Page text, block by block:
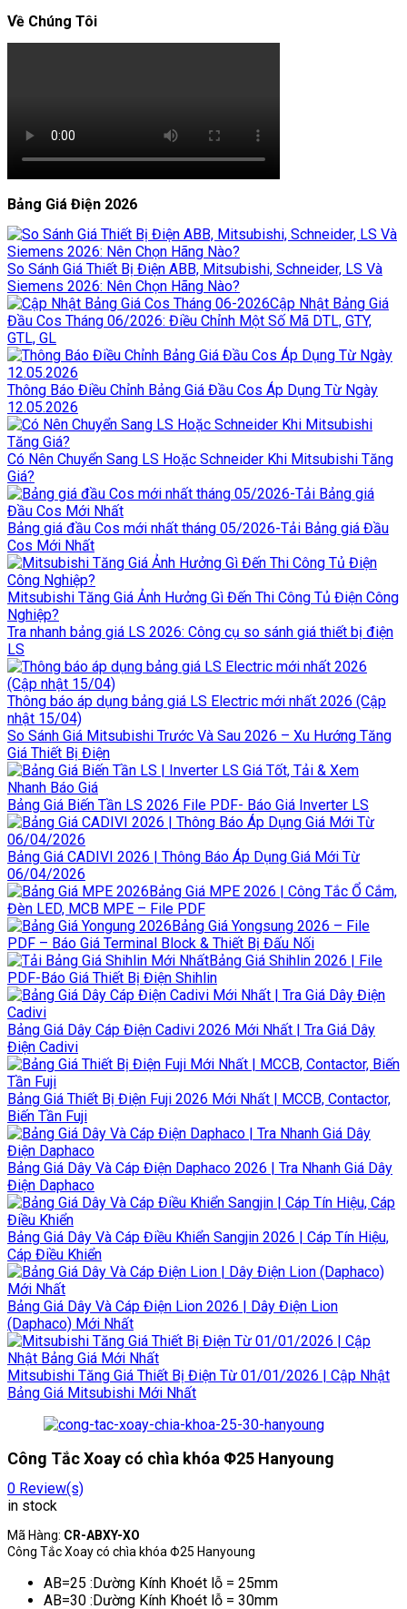
Về Chúng Tôi
Bảng Giá Điện 2026
So Sánh Giá Thiết Bị Điện ABB, Mitsubishi, Schneider, LS Và
Siemens 2026: Nên Chọn Hãng Nào?
Cập Nhật Bảng Giá
Đầu Cos Tháng 06/2026: Điều Chỉnh Một Số Mã DTL, GTY,
GTL, GL
Thông Báo Điều Chỉnh Bảng Giá Đầu Cos Áp Dụng Từ Ngày
12.05.2026
Có Nên Chuyển Sang LS Hoặc Schneider Khi Mitsubishi Tăng
Giá?
Bảng giá đầu Cos mới nhất tháng 05/2026-Tải Bảng giá Đầu
Cos Mới Nhất
Mitsubishi Tăng Giá Ảnh Hưởng Gì Đến Thi Công Tủ Điện Công
Nghiệp?
Tra nhanh bảng giá LS 2026: Công cụ so sánh giá thiết bị điện
LS
Thông báo áp dụng bảng giá LS Electric mới nhất 2026 (Cập
nhật 15/04)
So Sánh Giá Mitsubishi Trước Và Sau 2026 – Xu Hướng Tăng
Giá Thiết Bị Điện
Bảng Giá Biến Tần LS 2026 File PDF- Báo Giá Inverter LS
Bảng Giá CADIVI 2026 | Thông Báo Áp Dụng Giá Mới Từ
06/04/2026
Bảng Giá MPE 2026 | Công Tắc Ổ Cắm,
Đèn LED, MCB MPE – File PDF
Bảng Giá Yongsung 2026 – File
PDF – Báo Giá Terminal Block & Thiết Bị Đấu Nối
Bảng Giá Shihlin 2026 | File
PDF-Báo Giá Thiết Bị Điện Shihlin
Bảng Giá Dây Cáp Điện Cadivi 2026 Mới Nhất | Tra Giá Dây
Điện Cadivi
Bảng Giá Thiết Bị Điện Fuji 2026 Mới Nhất | MCCB, Contactor,
Biến Tần Fuji
Bảng Giá Dây Và Cáp Điện Daphaco 2026 | Tra Nhanh Giá Dây
Điện Daphaco
Bảng Giá Dây Và Cáp Điều Khiển Sangjin 2026 | Cáp Tín Hiệu,
Cáp Điều Khiển
Bảng Giá Dây Và Cáp Điện Lion 2026 | Dây Điện Lion
(Daphaco) Mới Nhất
Mitsubishi Tăng Giá Thiết Bị Điện Từ 01/01/2026 | Cập Nhật
Bảng Giá Mitsubishi Mới Nhất
Công Tắc Xoay có chìa khóa Φ25 Hanyoung
0 Review(s)
in stock
Mã Hàng: CR-ABXY-XO
Công Tắc Xoay có chìa khóa Φ25 Hanyoung
AB=25 :Dường Kính Khoét lỗ = 25mm
AB=30 :Dường Kính Khoét lỗ = 30mm